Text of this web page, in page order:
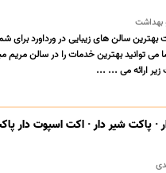
بهداشت
بهترین سالن های زیبایی در ورداورد برای
می توانید بهترین خدمات را در سالن مریم
زیر ارائه می ... ...
· پاکت شیر دار · اکت اسپوت دار